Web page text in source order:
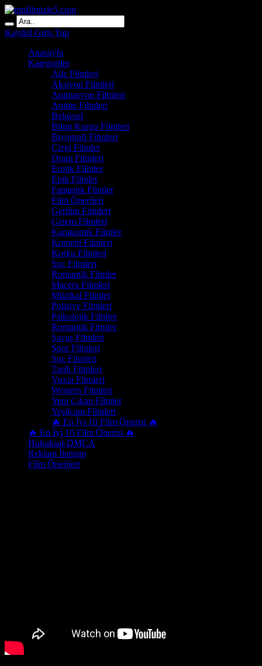
Kaydol Giriş Yap
Anasayfa
Kategoriler
Aile Filmleri
Aksiyon Filmleri
Animasyon Filmleri
Anime Filmleri
Belgesel
Bilim Kurgu Filmleri
Biyografi Filmleri
Çizgi Filmler
Dram Filmleri
Erotik Filmler
Epik Filmler
Fantastik Filmler
Film Önerileri
Gerilim Filmleri
Gizem Filmleri
Karakomik Filmler
Komedi Filmleri
Korku Filmleri
Suç Filmleri
Romantik Filmler
Macera Filmleri
Müzikal Filmler
Polisiye Filmleri
Psikolojik Filmler
Romantik Filmler
Savaş Filmleri
Spor Filmleri
Suç Filmleri
Tarih Filmleri
Vuxia Filmleri
Western Filmleri
Yeni Çıkan Filmler
Yeşilçam Filmleri
🔥 En İyi 10 Film Önerisi 🔥
🔥 En İyi 10 Film Önerisi 🔥
Hukuksal-DMCA
Reklam İletişim
Film Önerileri